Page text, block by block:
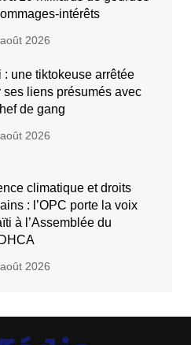
intérêts
2026
: une tiktokeuse arrêtée
ses liens présumés avec
de gang
2026
climatique et droits
: l’OPC porte la voix
à l’Assemblée du
2026